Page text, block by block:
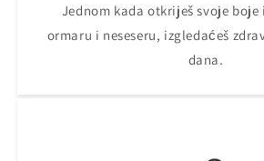
Jednom kada otkriješ svoje boje
ormaru i neseseru, izgledaćeš
dana.